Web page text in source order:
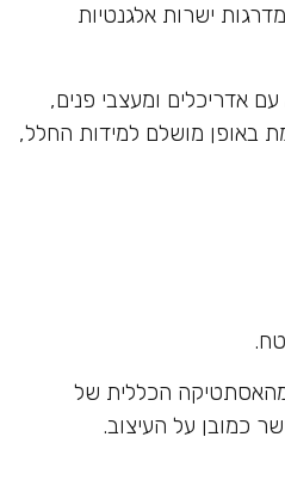
ישרות אלגנטיות
אדריכלים ומעצבי פנים,
באופן מושלם למידות החלל,
מהאסתטיקה הכללית של
כמובן על העיצוב.